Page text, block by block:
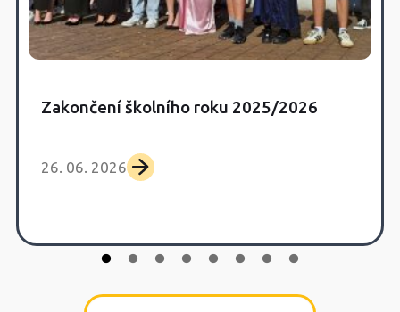
Zakončení školního roku 2025/2026
26. 06. 2026